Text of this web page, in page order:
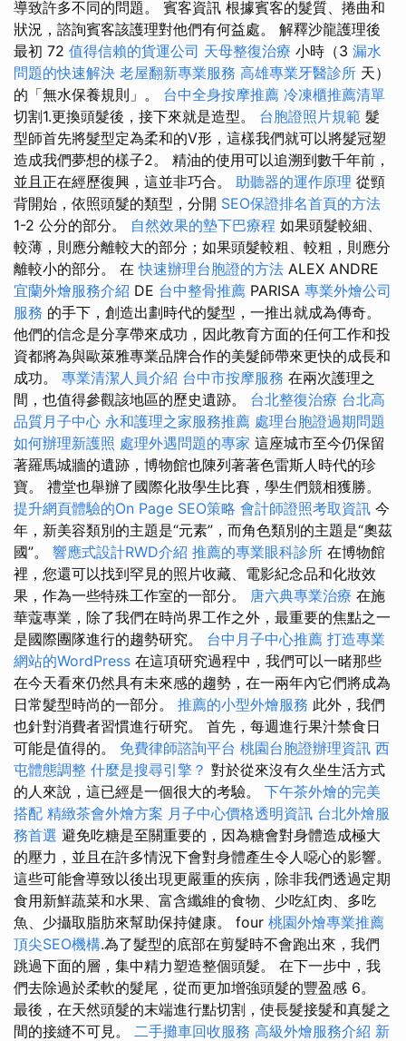
導致許多不同的問題。 賓客資訊 根據賓客的髮質、捲曲和
狀況，諮詢賓客該護理對他們有何益處。 解釋沙龍護理後
最初 72 值得信賴的貨運公司 天母整復治療 小時（3 漏水
問題的快速解決 老屋翻新專業服務 高雄專業牙醫診所 天）
的「無水保養規則」。 台中全身按摩推薦 冷凍櫃推薦清單
切割1.更換頭髮後，接下來就是造型。 台胞證照片規範 髮
型師首先將髮型定為柔和的V形，這樣我們就可以將髮冠塑
造成我們夢想的樣子2。 精油的使用可以追溯到數千年前，
並且正在經歷復興，這並非巧合。 助聽器的運作原理 從頸
背開始，依照頭髮的類型，分開 SEO保證排名首頁的方法
1-2 公分的部分。 自然效果的墊下巴療程 如果頭髮較細、
較薄，則應分離較大的部分；如果頭髮較粗、較粗，則應分
離較小的部分。 在快速辦理台胞證的方法 ALEX ANDRE
宜蘭外燴服務介紹 DE 台中整骨推薦 PARISA 專業外燴公司
服務 的手下，創造出劃時代的髮型，一推出就成為傳奇。
他們的信念是分享帶來成功，因此教育方面的任何工作和投
資都將為與歐萊雅專業品牌合作的美髮師帶來更快的成長和
成功。 專業清潔人員介紹 台中市按摩服務 在兩次護理之
間，也值得參觀該地區的歷史遺跡。 台北整復治療 台北高
品質月子中心 永和護理之家服務推薦 處理台胞證過期問題
如何辦理新護照 處理外遇問題的專家 這座城市至今仍保留
著羅馬城牆的遺跡，博物館也陳列著著色雷斯人時代的珍
寶。 禮堂也舉辦了國際化妝學生比賽，學生們競相獲​​勝。
提升網頁體驗的On Page SEO策略 會計師證照考取資訊 今
年，新美容類別的主題是“元素”，而角色類別的主題是“奧茲
國”。 響應式設計RWD介紹 推薦的專業眼科診所 在博物館
裡，您還可以找到罕見的照片收藏、電影紀念品和化妝效
果，作為一些特殊工作室的一部分。 唐六典專業治療 在施
華蔻專業，除了我們在時尚界工作之外，最重要的焦點之一
是國際團隊進行的趨勢研究。 台中月子中心推薦 打造專業
網站的WordPress 在這項研究過程中，我們可以一睹那些
在今天看來仍然具有未來感的趨勢，在一兩年內它們將成為
日常髮型時尚的一部分。 推薦的小型外燴服務 此外，我們
也針對消費者習慣進行研究。 首先，每週進行果汁禁食日
可能是值得的。 免費律師諮詢平台 桃園台胞證辦理資訊 西
屯體態調整 什麼是搜尋引擎？ 對於從來沒有久坐生活方式
的人來說，這已經是一個很大的考驗。 下午茶外燴的完美
搭配 精緻茶會外燴方案 月子中心價格透明資訊 台北外燴服
務首選 避免吃糖是至關重要的，因為糖會對身體造成極大
的壓力，並且在許多情況下會對身體產生令人噁心的影響。
這些可能會導致以後出現更嚴重的疾病，除非我們透過定期
食用新鮮蔬菜和水果、富含纖維的食物、少吃紅肉、多吃
魚、少攝取脂肪來幫助保持健康。 four 桃園外燴專業推薦
頂尖SEO機構.為了髮型的底部在剪髮時不會跑出來，我們
跳過下面的層，集中精力塑造整個頭髮。 在下一步中，我
們去除過於柔軟的髮尾，從而更加增強頭髮的豐盈感 6。
最後，在天然頭髮的末端進行點切割，使長髮接髮和真髮之
間的接縫不可見。 二手攤車回收服務 高級外燴服務介紹 新